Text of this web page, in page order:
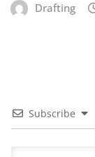
Drafting
Subscribe